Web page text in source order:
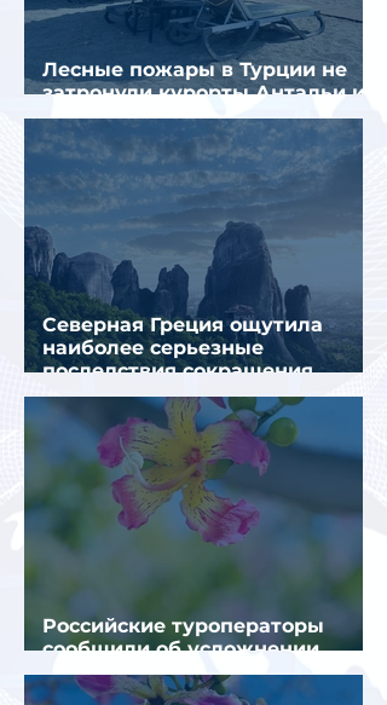
Лесные пожары в Турции не
затронули курорты Антальи и
Муглы
Северная Греция ощутила
наиболее серьезные
последствия сокращения
турпотока из России
Российские туроператоры
сообщили об усложнении
получения виз в Грецию